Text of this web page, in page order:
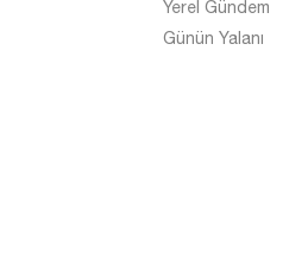
Yozgat
Yerel Gündem
Günün Yalanı